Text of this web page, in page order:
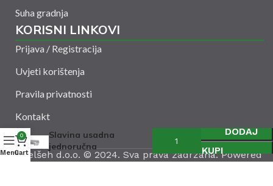
Suha gradnja
KORISNI LINKOVI
Prijava / Registracija
Uvjeti korištenja
Pravila privatnosti
Kontakt
Amelšeh d.o.o. © 2024. Sva prava zadržana. Powered
Slavina usadna
jednoručna
DODAJ
KUPI
Menu
0
Cart